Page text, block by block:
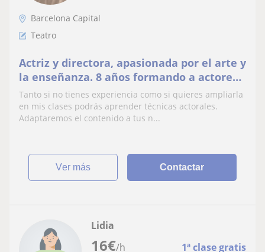
Barcelona Capital
Teatro
Actriz y directora, apasionada por el arte y
la enseñanza. 8 años formando a actores
y actrices.
Tanto si no tienes experiencia como si quieres ampliarla
en mis clases podrás aprender técnicas actorales.
Adaptaremos el contenido a tus n...
ver más Contactar
16€/h 1ª clase gratis
Lidia